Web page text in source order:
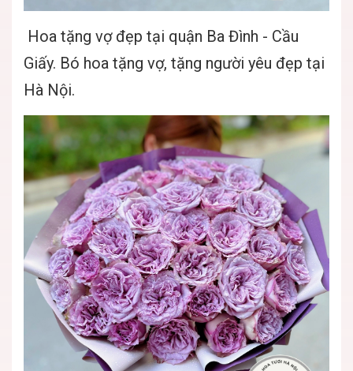
Hoa tặng vợ đẹp tại quận Ba Đình - Cầu
Giấy. Bó hoa tặng vợ, tặng người yêu đẹp tại
Hà Nội.